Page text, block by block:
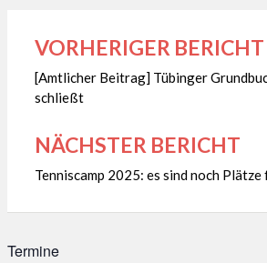
Beitragsnavigation
VORHERIGER BERICHT
[Amtlicher Beitrag] Tübinger
schließt
NÄCHSTER BERICHT
Tenniscamp 2025: es sind noch Plätze
Termine